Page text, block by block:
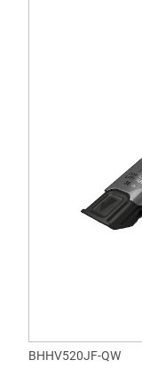
BHHV520JF-QW